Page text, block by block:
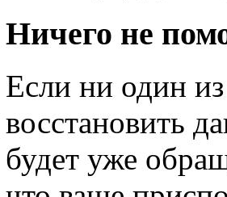
Ничего не
Если ни один
восстановить
будет уже